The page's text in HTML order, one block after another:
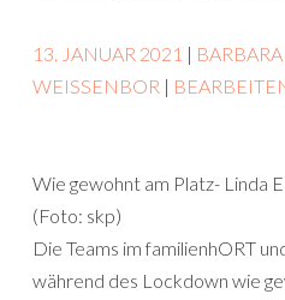
13. JANUAR 2021 | BARBARA
WEISSENBOR |
Wie gewohnt am Platz- Linda
(Foto: skp)
Die Teams im familienhORT
während des Lockdown wie